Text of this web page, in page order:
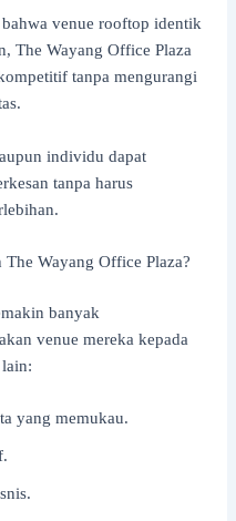
venue rooftop identik
The Wayang Office Plaza
tanpa mengurangi
individu dapat
tanpa harus
Wayang Office Plaza?
banyak
venue mereka kepada
yang memukau.